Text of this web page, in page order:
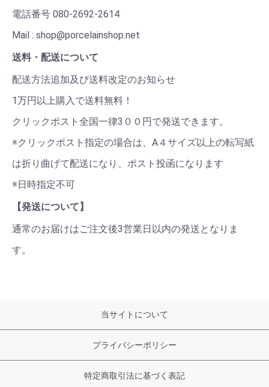
電話番号 080-2692-2614
Mail : shop@porcelainshop.net
送料・配送について
配送方法追加及び送料改定のお知らせ
1万円以上購入で送料無料！
クリックポスト全国一律3００円で発送できます。
※クリックポスト指定の場合は、A４サイズ以上の転写紙
は折り曲げて配送になり、ポスト投函になります
※日時指定不可
【発送について】
通常のお届けはご注文後3営業日以内の発送となりま
す。
当サイトについて
プライバシーポリシー
特定商取引法に基づく表記